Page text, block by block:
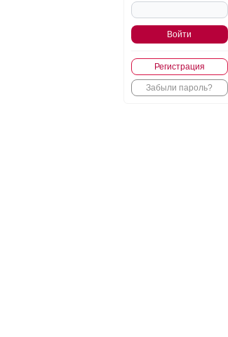
Регистрация
Забыли пароль?